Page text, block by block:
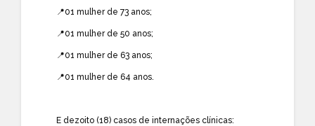
📍01 mulher de 73 anos;
📍01 mulher de 50 anos;
📍01 mulher de 63 anos;
📍01 mulher de 64 anos.
E dezoito (18) casos de internações clínicas: